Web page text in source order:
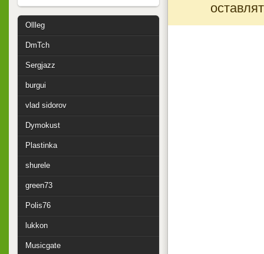
Ollleg
DmTch
Sergjazz
burgui
vlad sidorov
Dymokust
Plastinka
shurele
green73
Polis76
lukkon
Musicgate